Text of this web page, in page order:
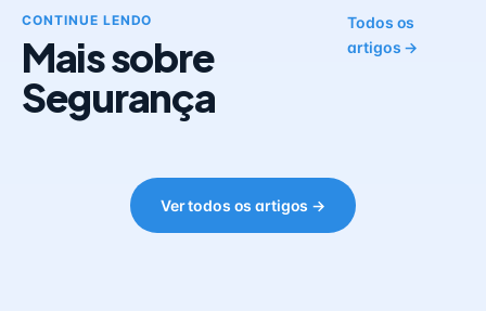
CONTINUE LENDO
Mais sobre
Segurança
Todos os
artigos →
Ver todos os artigos →